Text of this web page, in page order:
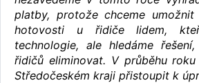
platby, protože chceme
hotovosti u řidiče lidem,
technologie, ale hledáme
řidičů eliminovat. V průběhu
Středočeském kraji přistoupit k